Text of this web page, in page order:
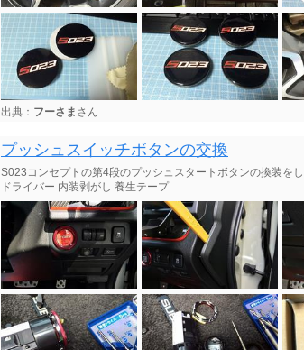
出典： フーさま さん
プッシュスイッチボタンの交換
S023コンセプトの第4段のプッシュスタートボタンの換装を
ドライバー 内装剥がし 養生テープ